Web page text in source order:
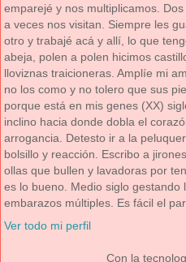
emparejé y nos multiplicamos.
a veces nos visitan. Siempre les
otro y trabajé acá y allí, lo que
abeja, polen a polen hicimos
lloviznas traicioneras. Amplíe mi
no los como y no tolero que sus
porque está en mis genes (XX)
inclino hacia donde dobla el
arrogancia. Detesto ir a la
bolsillo y reacción. Escribo a
ollas que bullen y lavadoras por
es lo bueno. Medio siglo gestando
embarazos múltiples. Es fácil el
Ver todo mi perfil
Con la